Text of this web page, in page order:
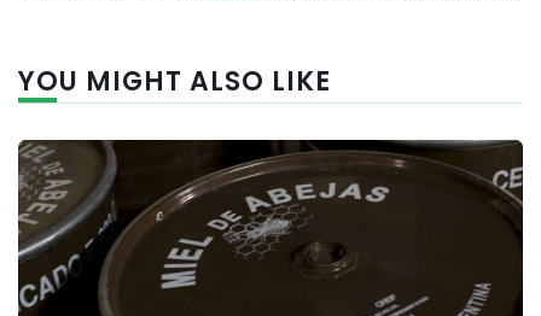
YOU MIGHT ALSO LIKE